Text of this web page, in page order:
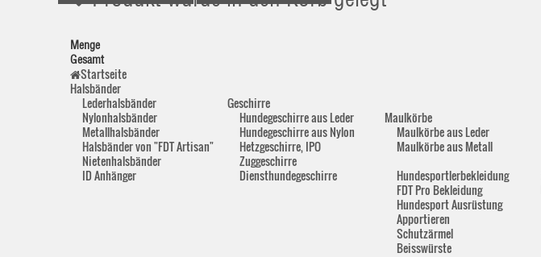
Menge
Gesamt
Startseite
Halsbänder
Lederhalsbänder
Nylonhalsbänder
Metallhalsbänder
Halsbänder von "FDT Artisan"
Nietenhalsbänder
ID Anhänger
Geschirre
Hundegeschirre aus Leder
Hundegeschirre aus Nylon
Hetzgeschirre, IPO
Zuggeschirre
Diensthundegeschirre
Maulkörbe
Maulkörbe aus Leder
Maulkörbe aus Metall
Hundesportlerbekleidung
FDT Pro Bekleidung
Hundesport Ausrüstung
Apportieren
Schutzärmel
Beisswürste